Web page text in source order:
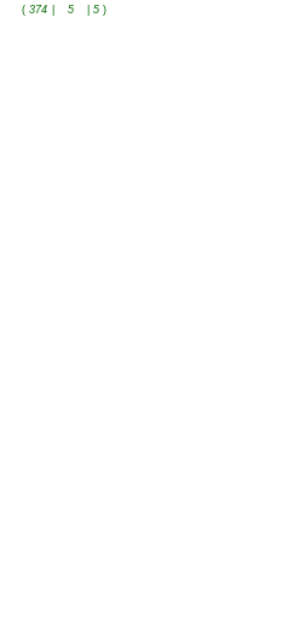
( 374 5 5 )